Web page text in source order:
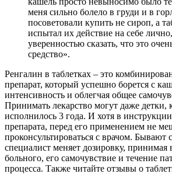
меня сильно болело в груди и в
посоветовали купить не сироп, а
испытал их действие на себе
уверенностью сказать, что это
средство».
Ренгалин в таблетках – это
препарат, который успешно борется с
интенсивность и облегчая общее
Принимать лекарство могут даже детки,
исполнилось 3 года. И хотя в
препарата, перед его применением не
проконсультироваться с врачом. Бывают
специалист меняет дозировку, принимая
больного, его самочувствие и течение
процесса. Также читайте отзывы о